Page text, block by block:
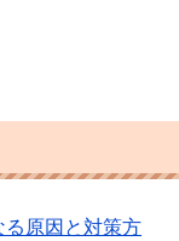
原因と対策方